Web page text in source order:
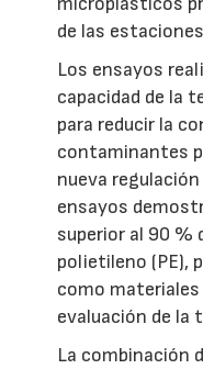
de las
Los ensayos
capacidad de la
para reducir la
contaminantes
nueva
ensayos
superior al 90 %
polietileno (PE),
como materiales
evaluación de la
La combinación